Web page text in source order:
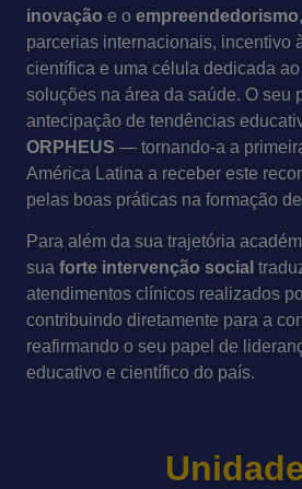
inovação e o empreendedorismo
parcerias internacionais, incentivo
científica e uma célula dedicada
soluções na área da saúde. O seu
antecipação de tendências
ORPHEUS — tornando-a a
América Latina a receber este
pelas boas práticas na formação
Para além da sua trajetória
sua forte intervenção social
atendimentos clínicos realizados
contribuindo diretamente para a
reafirmando o seu papel de
educativo e científico do país.